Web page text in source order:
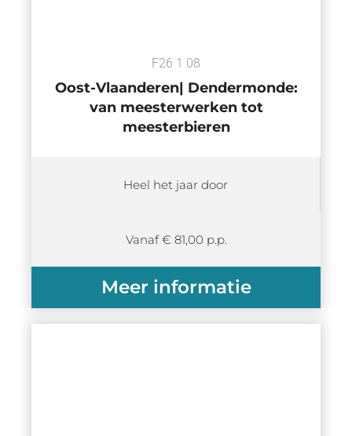
F26 1 08
Oost-Vlaanderen| Dendermonde:
van meesterwerken tot
meesterbieren
Heel het jaar door
Vanaf € 81,00 p.p.
Meer informatie